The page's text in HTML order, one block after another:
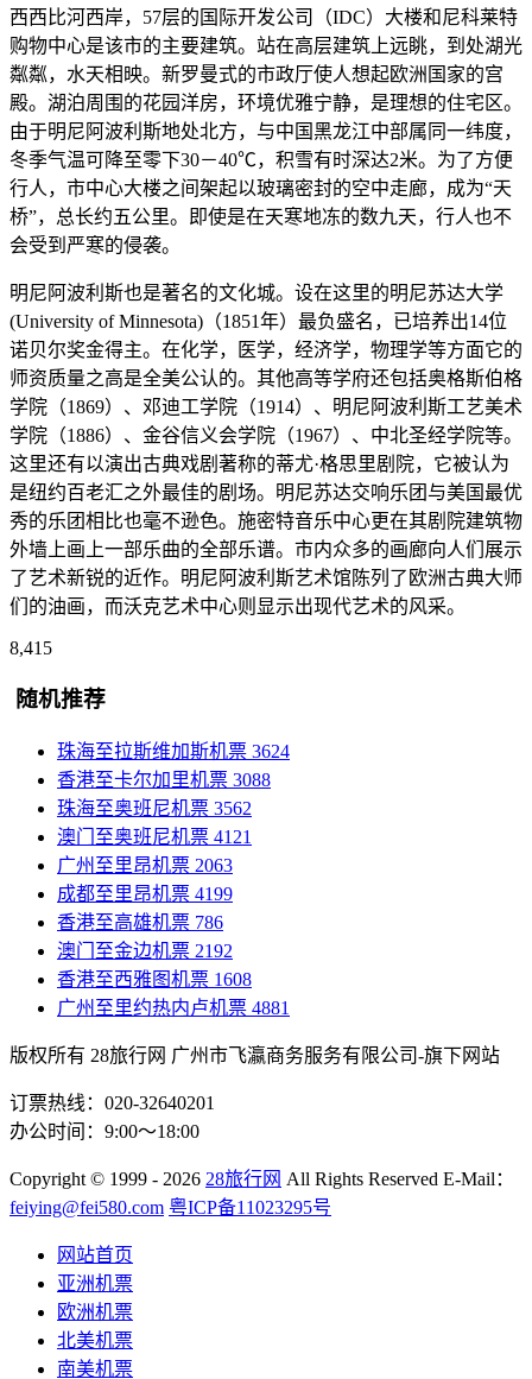
西西比河西岸，57层的国际开发公司（IDC）大楼和尼科莱特
购物中心是该市的主要建筑。站在高层建筑上远眺，到处湖光
粼粼，水天相映。新罗曼式的市政厅使人想起欧洲国家的宫
殿。湖泊周围的花园洋房，环境优雅宁静，是理想的住宅区。
由于明尼阿波利斯地处北方，与中国黑龙江中部属同一纬度，
冬季气温可降至零下30－40℃，积雪有时深达2米。为了方便
行人，市中心大楼之间架起以玻璃密封的空中走廊，成为“天
桥”，总长约五公里。即使是在天寒地冻的数九天，行人也不
会受到严寒的侵袭。
明尼阿波利斯也是著名的文化城。设在这里的明尼苏达大学
(University of Minnesota)（1851年）最负盛名，已培养出14位
诺贝尔奖金得主。在化学，医学，经济学，物理学等方面它的
师资质量之高是全美公认的。其他高等学府还包括奥格斯伯格
学院（1869）、邓迪工学院（1914）、明尼阿波利斯工艺美术
学院（1886）、金谷信义会学院（1967）、中北圣经学院等。
这里还有以演出古典戏剧著称的蒂尤·格思里剧院，它被认为
是纽约百老汇之外最佳的剧场。明尼苏达交响乐团与美国最优
秀的乐团相比也毫不逊色。施密特音乐中心更在其剧院建筑物
外墙上画上一部乐曲的全部乐谱。市内众多的画廊向人们展示
了艺术新锐的近作。明尼阿波利斯艺术馆陈列了欧洲古典大师
们的油画，而沃克艺术中心则显示出现代艺术的风采。
8,415
随机推荐
珠海至拉斯维加斯机票 3624
香港至卡尔加里机票 3088
珠海至奥班尼机票 3562
澳门至奥班尼机票 4121
广州至里昂机票 2063
成都至里昂机票 4199
香港至高雄机票 786
澳门至金边机票 2192
香港至西雅图机票 1608
广州至里约热内卢机票 4881
版权所有 28旅行网 广州市飞瀛商务服务有限公司-旗下网站
订票热线：020-32640201
办公时间：9:00～18:00
Copyright © 1999 - 2026 28旅行网 All Rights Reserved E-Mail：
feiying@fei580.com 粤ICP备11023295号
网站首页
亚洲机票
欧洲机票
北美机票
南美机票